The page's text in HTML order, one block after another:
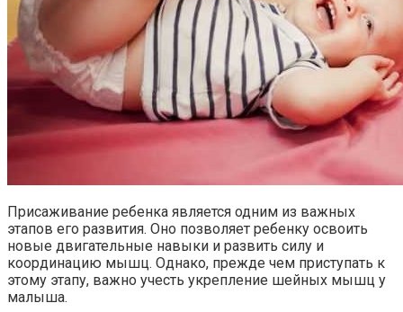
Присаживание ребенка является одним из важных
этапов его развития. Оно позволяет ребенку освоить
новые двигательные навыки и развить силу и
координацию мышц. Однако, прежде чем приступать к
этому этапу, важно учесть укрепление шейных мышц у
малыша.